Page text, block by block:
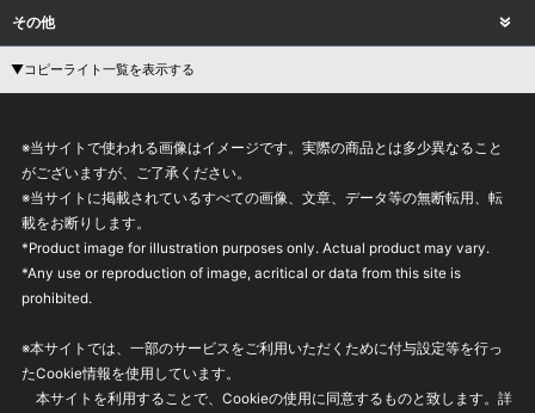
その他
▼コピーライト一覧を表示する
※当サイトで使われる画像はイメージです。実際の商品とは多少異なること
がございますが、ご了承ください。
※当サイトに掲載されているすべての画像、文章、データ等の無断転用、転
載をお断りします。
*Product image for illustration purposes only. Actual product may vary.
*Any use or reproduction of image, acritical or data from this site is
prohibited.
※本サイトでは、一部のサービスをご利用いただくために付与設定等を行っ
たCookie情報を使用しています。
本サイトを利用することで、Cookieの使用に同意するものと致します。詳